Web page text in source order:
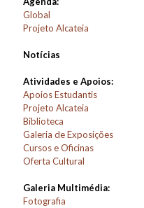
Global
Projeto Alcateia
Notícias
Atividades e Apoios:
Apoios Estudantis
Projeto Alcateia
Biblioteca
Galeria de Exposições
Cursos e Oficinas
Oferta Cultural
Galeria Multimédia:
Fotografia